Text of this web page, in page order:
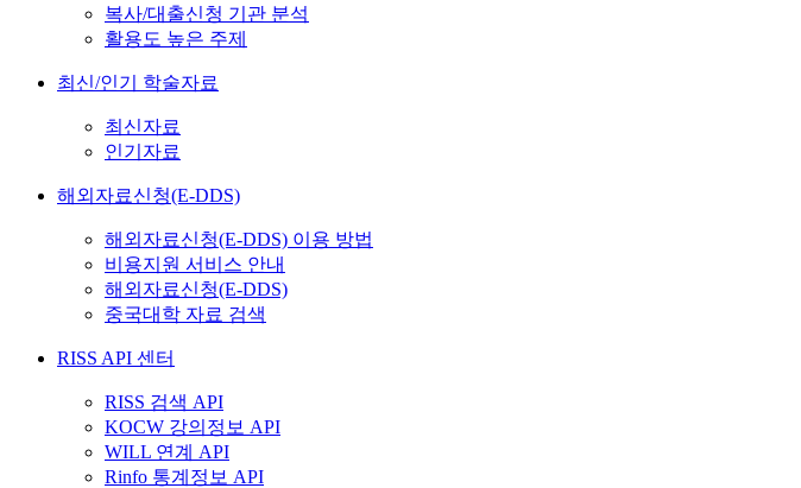
복사/대출신청 기관 분석
활용도 높은 주제
최신/인기 학술자료
최신자료
인기자료
해외자료신청(E-DDS)
해외자료신청(E-DDS) 이용 방법
비용지원 서비스 안내
해외자료신청(E-DDS)
중국대학 자료 검색
RISS API 센터
RISS 검색 API
KOCW 강의정보 API
WILL 연계 API
Rinfo 통계정보 API